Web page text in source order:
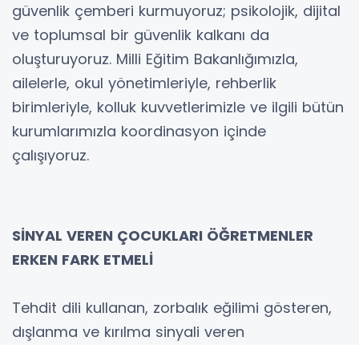
güvenlik çemberi kurmuyoruz; psikolojik, dijital
ve toplumsal bir güvenlik kalkanı da
oluşturuyoruz. Milli Eğitim Bakanlığımızla,
ailelerle, okul yönetimleriyle, rehberlik
birimleriyle, kolluk kuvvetlerimizle ve ilgili bütün
kurumlarımızla koordinasyon içinde
çalışıyoruz.
SİNYAL VEREN ÇOCUKLARI ÖĞRETMENLER
ERKEN FARK ETMELİ
Tehdit dili kullanan, zorbalık eğilimi gösteren,
dışlanma ve kırılma sinyali veren